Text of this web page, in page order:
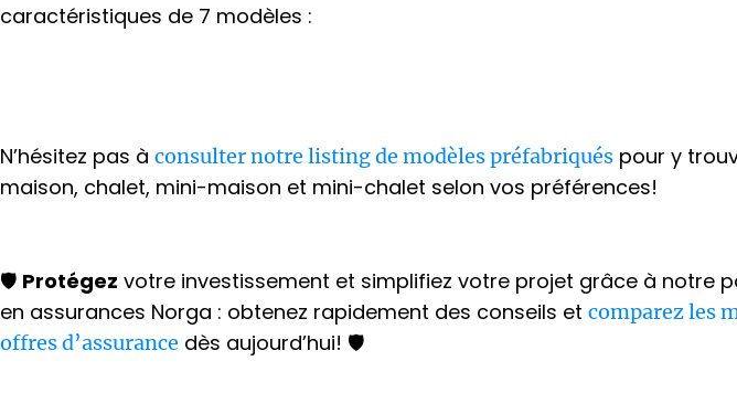
caractéristiques de 7 modèles :
N’hésitez pas à consulter notre listing de modèles préfabriqués pour y
maison, chalet, mini-maison et mini-chalet selon vos préférences!
🛡️ Protégez votre investissement et simplifiez votre projet grâce à notre
en assurances Norga : obtenez rapidement des conseils et comparez les
offres d’assurance dès aujourd’hui! 🛡️